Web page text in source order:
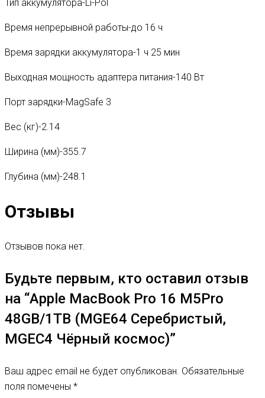
Тип аккумулятора-Li-Pol
Время непрерывной работы-до 16 ч
Время зарядки аккумулятора-1 ч 25 мин
Выходная мощность адаптера питания-140 Вт
Порт зарядки-MagSafe 3
Вес (кг)-2.14
Ширина (мм)-355.7
Глубина (мм)-248.1
Отзывы
Отзывов пока нет.
Будьте первым, кто оставил отзыв
на “Apple MacBook Pro 16 M5Pro
48GB/1TB (MGE64 Серебристый,
MGEC4 Чёрный космос)”
Ваш адрес email не будет опубликован. Обязательные
поля помечены *